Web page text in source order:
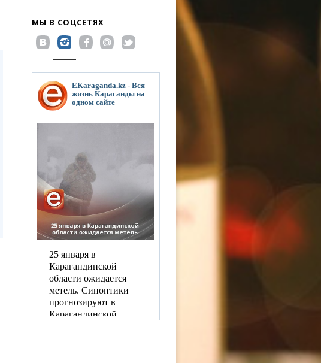
МЫ В СОЦСЕТЯХ
EKaraganda.kz - Вся
жизнь Караганды на
одном сайте